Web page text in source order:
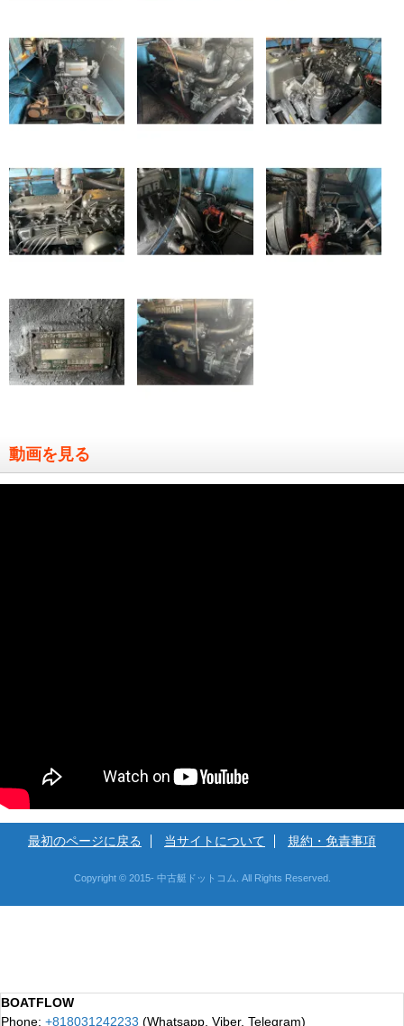
動画を見る
BOATFLOW
Phone: +818031242233 (Whatsapp, Viber, Telegram)
最初のページに戻る 当サイトについて 規約・免責事項
Copyright © 2015- 中古艇ドットコム. All Rights Reserved.